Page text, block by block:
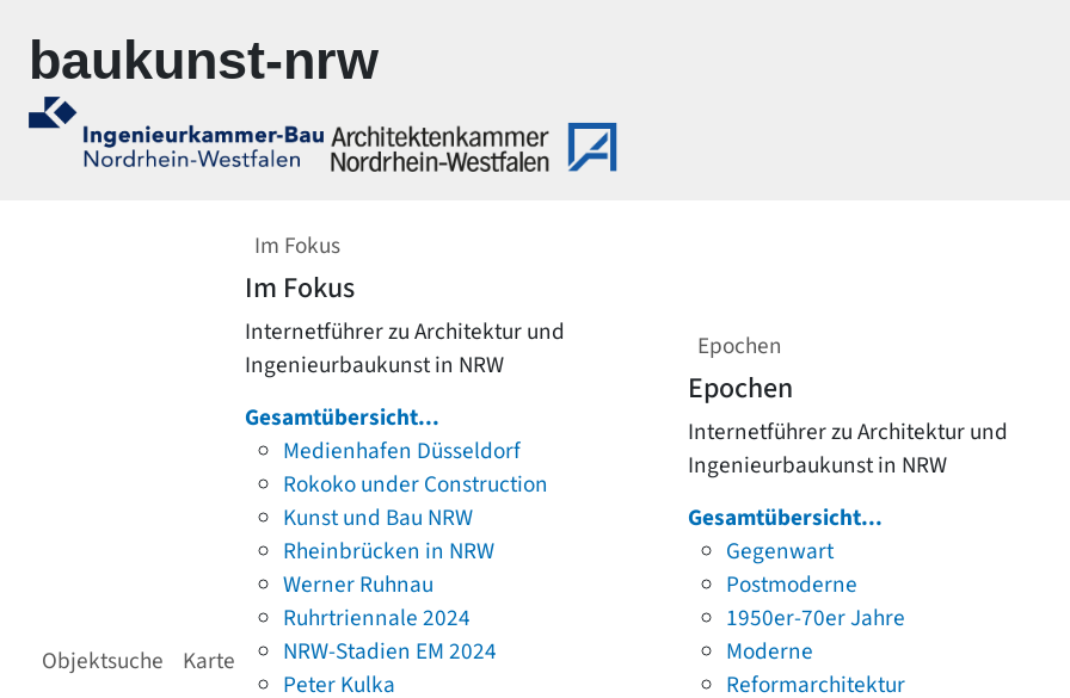
baukunst-nrw
Objektsuche Karte
Im Fokus
Im Fokus
Internetführer zu Architektur und
Ingenieurbaukunst in NRW
Gesamtübersicht...
Medienhafen Düsseldorf
Rokoko under Construction
Kunst und Bau NRW
Rheinbrücken in NRW
Werner Ruhnau
Ruhrtriennale 2024
NRW-Stadien EM 2024
Peter Kulka
Epochen
Epochen
Internetführer zu Architektur und
Ingenieurbaukunst in NRW
Gesamtübersicht...
Gegenwart
Postmoderne
1950er-70er Jahre
Moderne
Reformarchitektur